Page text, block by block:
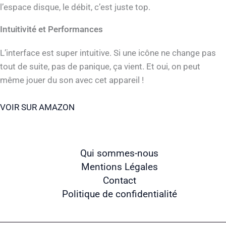
l’espace disque, le débit, c’est juste top.
Intuitivité et Performances
L’interface est super intuitive. Si une icône ne change pas
tout de suite, pas de panique, ça vient. Et oui, on peut
même jouer du son avec cet appareil !
VOIR SUR AMAZON
Qui sommes-nous
Mentions Légales
Contact
Politique de confidentialité